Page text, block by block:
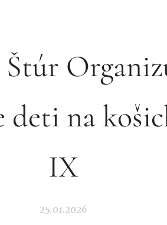
deti na
IX
25.01.2026